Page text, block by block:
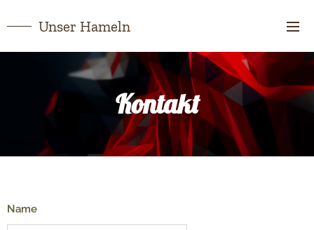
Unser Hameln
Kontakt
Name